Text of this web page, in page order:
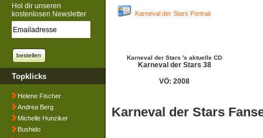
Hol dir unseren
kostenlosen Newsletter
Topklicks
Helene Fischer
Andrea Berg
Michelle Hunziker
Bushido
Karneval der Stars Portrait
Karneval der Stars 's aktuelle CD
Karneval der Stars 38
VÖ: 2008
Karneval der Stars